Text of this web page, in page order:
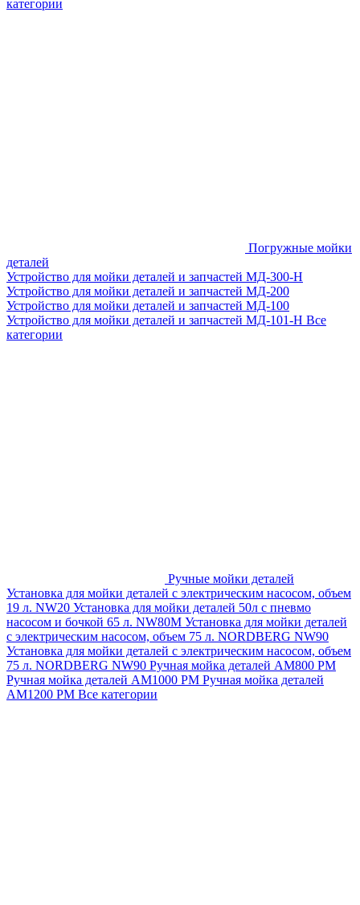
категории
Погружные мойки
деталей
Устройство для мойки деталей и запчастей МД-300-H
Устройство для мойки деталей и запчастей МД-200
Устройство для мойки деталей и запчастей МД-100
Устройство для мойки деталей и запчастей МД-101-Н Все
категории
Ручные мойки деталей
Установка для мойки деталей с электрическим насосом, объем
19 л. NW20 Установка для мойки деталей 50л с пневмо
насосом и бочкой 65 л. NW80M Установка для мойки деталей
с электрическим насосом, объем 75 л. NORDBERG NW90
Установка для мойки деталей с электрическим насосом, объем
75 л. NORDBERG NW90 Ручная мойка деталей АМ800 РМ
Ручная мойка деталей АМ1000 РМ Ручная мойка деталей
АМ1200 РМ Все категории